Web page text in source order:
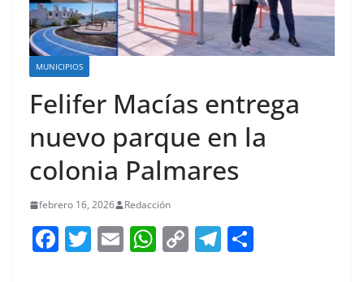
MUNICIPIOS
Felifer Macías entrega
nuevo parque en la
colonia Palmares
febrero 16, 2026 Redacción
F T E W C T